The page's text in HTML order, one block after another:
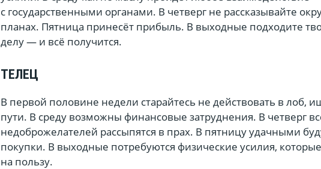
с государственными органами. В четверг не рассказывайте
планах. Пятница принесёт прибыль. В выходные подходите
делу — и всё получится.
ТЕЛЕЦ
В первой половине недели старайтесь не действовать в лоб,
пути. В среду возможны финансовые затруднения. В четверг
недоброжелателей рассыпятся в прах. В пятницу удачными
покупки. В выходные потребуются физические усилия,
на пользу.